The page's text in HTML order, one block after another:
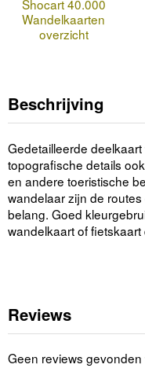
Shocart 40.000
Wandelkaarten
overzicht
Beschrijving
Gedetailleerde
topografische details
en andere toeristische
wandelaar zijn de
belang. Goed
wandelkaart of
Reviews
Geen reviews